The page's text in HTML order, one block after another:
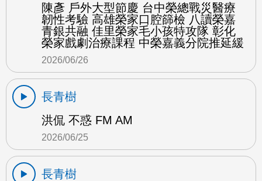
陳彥 戶外大型節慶 台中榮總戰災醫療
韌性考驗 高雄榮家口腔篩檢 八讀榮嘉
青銀共融 佳里榮家毛小孩特攻隊 彰化
榮家戲劇治療課程 中榮嘉義分院推延緩
2026/06/26
長青樹
洪侃 不惑 FM AM
2026/06/25
長青樹